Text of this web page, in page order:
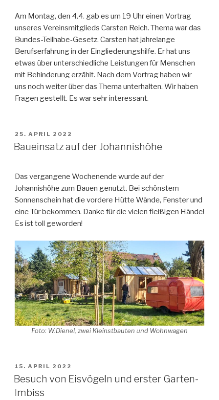
Am Montag, den 4.4. gab es um 19 Uhr einen Vortrag
unseres Vereinsmitglieds Carsten Reich. Thema war das
Bundes-Teilhabe-Gesetz. Carsten hat jahrelange
Berufserfahrung in der Eingliederungshilfe. Er hat uns
etwas über unterschiedliche Leistungen für Menschen
mit Behinderung erzählt. Nach dem Vortrag haben wir
uns noch weiter über das Thema unterhalten. Wir haben
Fragen gestellt. Es war sehr interessant.
VERÖFFENTLICHT
AM
25. APRIL 2022
Baueinsatz auf der Johannishöhe
Das vergangene Wochenende wurde auf der
Johannishöhe zum Bauen genutzt. Bei schönstem
Sonnenschein hat die vordere Hütte Wände, Fenster und
eine Tür bekommen. Danke für die vielen fleißigen Hände!
Es ist toll geworden!
Foto: W.Dienel, zwei Kleinstbauten und Wohnwagen
VERÖFFENTLICHT
AM
15. APRIL 2022
Besuch von Eisvögeln und erster Garten-
Imbiss